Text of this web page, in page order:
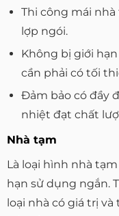
Thi công mái
lợp ngói.
Không bị giới
cần phải có tối
Đảm bảo có đầy
nhiệt đạt chất
Nhà tạm
Là loại hình nhà
hạn sử dụng ngắn.
loại nhà có giá trị